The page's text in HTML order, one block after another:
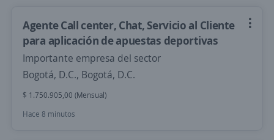
Agente Call center, Chat, Servicio al Cliente
para aplicación de apuestas deportivas
Importante empresa del sector
Bogotá, D.C., Bogotá, D.C.
$ 1.750.905,00 (Mensual)
Hace 8 minutos